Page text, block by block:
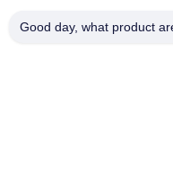
ζώνη υψηλής
Good day, what product